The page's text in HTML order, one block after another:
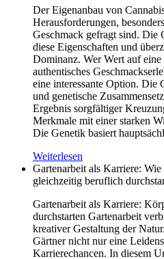
Der Eigenanbau von
Herausforderungen,
Geschmack gefragt sind. Die
diese Eigenschaften und
Dominanz. Wer Wert auf
authentisches
eine interessante Option.
und genetische
Ergebnis sorgfältiger
Merkmale mit einer starken
Die Genetik basiert
Weiterlesen
Gartenarbeit als Karriere:
gleichzeitig beruflich
Gartenarbeit als Karriere:
durchstarten Gartenarbeit
kreativer Gestaltung der
Gärtner nicht nur eine
Karrierechancen. In diesem